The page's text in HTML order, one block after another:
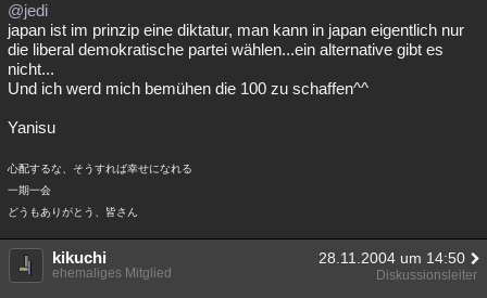
@jedi
japan ist im prinzip eine diktatur, man kann in japan eigentlich nur
die liberal demokratische partei wählen...ein alternative gibt es
nicht...
Und ich werd mich bemühen die 100 zu schaffen^^
Yanisu
心配するな、そうすれば幸せになれる
一期一会
どうもありがとう、皆さん
kikuchi 28.11.2004 um 14:50
ehemaliges Mitglied Diskussionsleiter